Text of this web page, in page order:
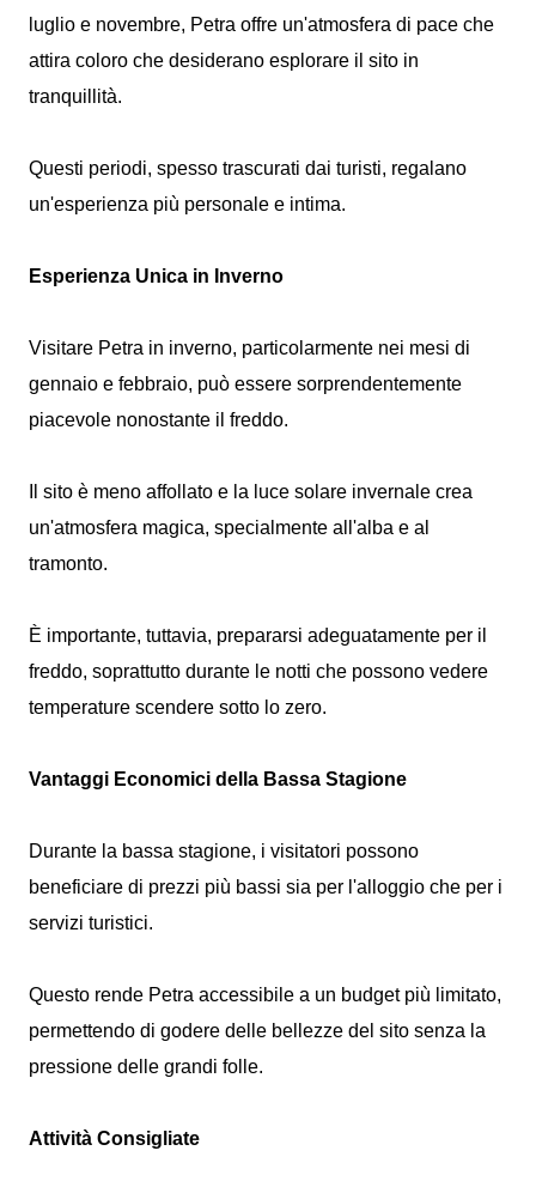
luglio e novembre, Petra offre un'atmosfera di pace che
attira coloro che desiderano esplorare il sito in
tranquillità.
Questi periodi, spesso trascurati dai turisti, regalano
un'esperienza più personale e intima.
Esperienza Unica in Inverno
Visitare Petra in inverno, particolarmente nei mesi di
gennaio e febbraio, può essere sorprendentemente
piacevole nonostante il freddo.
Il sito è meno affollato e la luce solare invernale crea
un'atmosfera magica, specialmente all'alba e al
tramonto.
È importante, tuttavia, prepararsi adeguatamente per il
freddo, soprattutto durante le notti che possono vedere
temperature scendere sotto lo zero.
Vantaggi Economici della Bassa Stagione
Durante la bassa stagione, i visitatori possono
beneficiare di prezzi più bassi sia per l'alloggio che per i
servizi turistici.
Questo rende Petra accessibile a un budget più limitato,
permettendo di godere delle bellezze del sito senza la
pressione delle grandi folle.
Attività Consigliate